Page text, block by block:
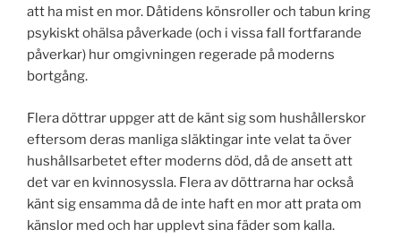
att ha mist en mor. Dåtidens könsroller och tabun kring
psykiskt ohälsa påverkade (och i vissa fall fortfarande
påverkar) hur omgivningen regerade på moderns
bortgång.
Flera döttrar uppger att de känt sig som hushållerskor
eftersom deras manliga släktingar inte velat ta över
hushållsarbetet efter moderns död, då de ansett att
det var en kvinnosyssla. Flera av döttrarna har också
känt sig ensamma då de inte haft en mor att prata om
känslor med och har upplevt sina fäder som kalla.